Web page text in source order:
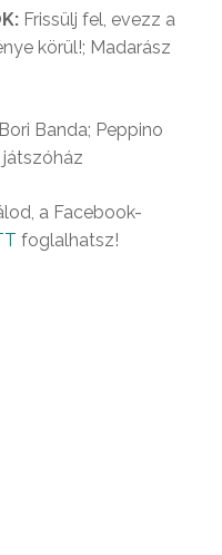
Frissülj fel, evezz a
körül!; Madarász
Banda; Peppino
a Facebook-
foglalhatsz!